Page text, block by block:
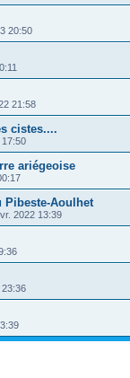
20:50
21:58
cistes....
17:50
ariégeoise
Pibeste-Aoulhet
2022 13:39